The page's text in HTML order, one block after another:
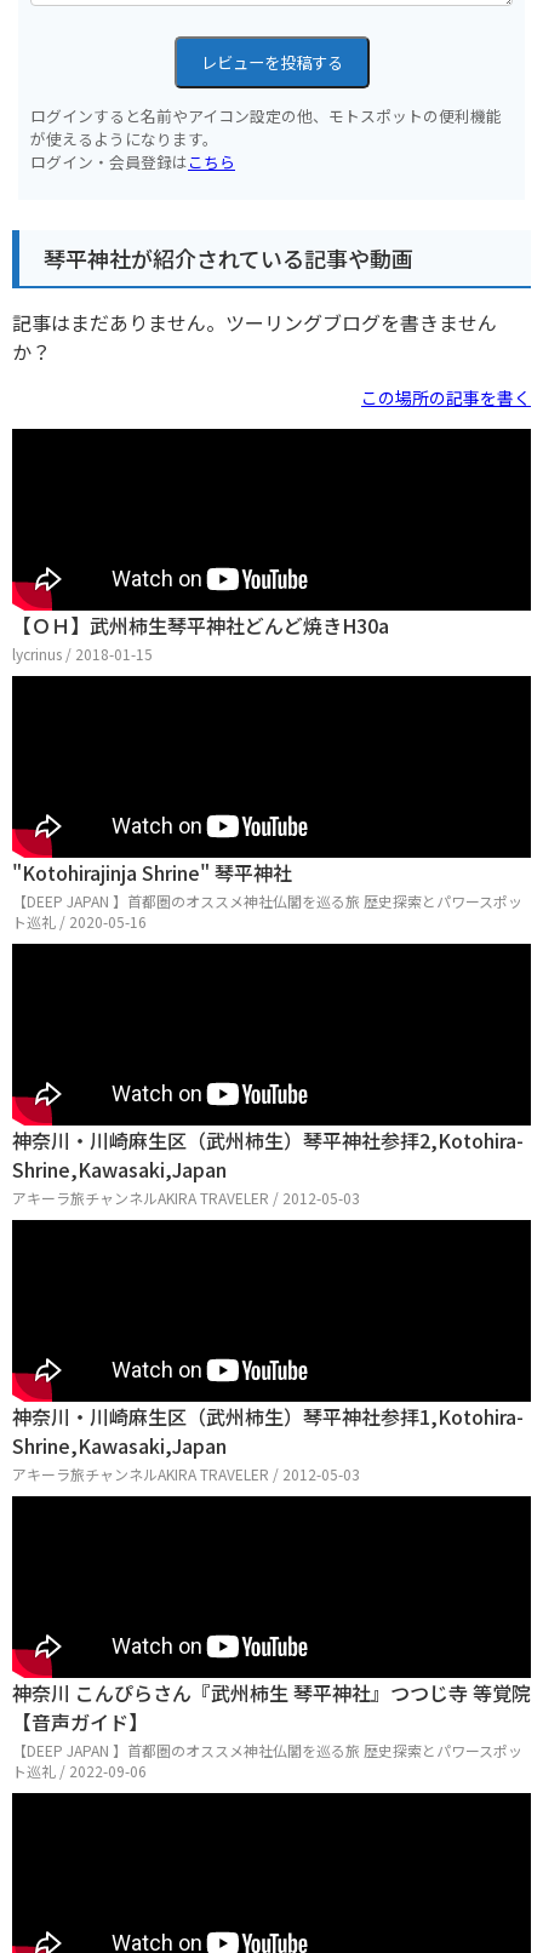
レビューを投稿する
ログインすると名前やアイコン設定の他、モトスポットの便利機能
が使えるようになります。
ログイン・会員登録はこちら
琴平神社が紹介されている記事や動画
記事はまだありません。ツーリングブログを書きません
か？
この場所の記事を書く
【ＯＨ】武州柿生琴平神社どんど焼きH30a
lycrinus / 2018-01-15
"Kotohirajinja Shrine" 琴平神社
【DEEP JAPAN 】首都圏のオススメ神社仏閣を巡る旅 歴史探索とパワースポッ
ト巡礼 / 2020-05-16
神奈川・川崎麻生区（武州柿生）琴平神社参拝2,Kotohira-
Shrine,Kawasaki,Japan
アキーラ旅チャンネルAKIRA TRAVELER / 2012-05-03
神奈川・川崎麻生区（武州柿生）琴平神社参拝1,Kotohira-
Shrine,Kawasaki,Japan
アキーラ旅チャンネルAKIRA TRAVELER / 2012-05-03
神奈川 こんぴらさん『武州柿生 琴平神社』つつじ寺 等覚院
【音声ガイド】
【DEEP JAPAN 】首都圏のオススメ神社仏閣を巡る旅 歴史探索とパワースポッ
ト巡礼 / 2022-09-06